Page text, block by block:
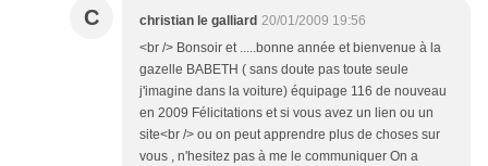
C christian le galliard 20/01/2009 19:56
<br /> Bonsoir et .....bonne année et bienvenue à la
gazelle BABETH ( sans doute pas toute seule
j'imagine dans la voiture) équipage 116 de nouveau
en 2009 Félicitations et si vous avez un lien ou un
site<br /> ou on peut apprendre plus de choses sur
vous , n'hesitez pas à me le communiquer On a